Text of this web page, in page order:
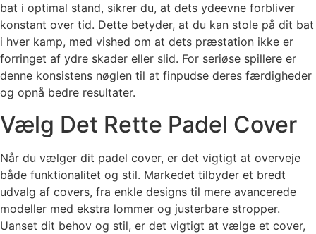
bat i optimal stand, sikrer du, at dets ydeevne forbliver
konstant over tid. Dette betyder, at du kan stole på dit bat
i hver kamp, med vished om at dets præstation ikke er
forringet af ydre skader eller slid. For seriøse spillere er
denne konsistens nøglen til at finpudse deres færdigheder
og opnå bedre resultater.
Vælg Det Rette Padel Cover
Når du vælger dit padel cover, er det vigtigt at overveje
både funktionalitet og stil. Markedet tilbyder et bredt
udvalg af covers, fra enkle designs til mere avancerede
modeller med ekstra lommer og justerbare stropper.
Uanset dit behov og stil, er det vigtigt at vælge et cover,